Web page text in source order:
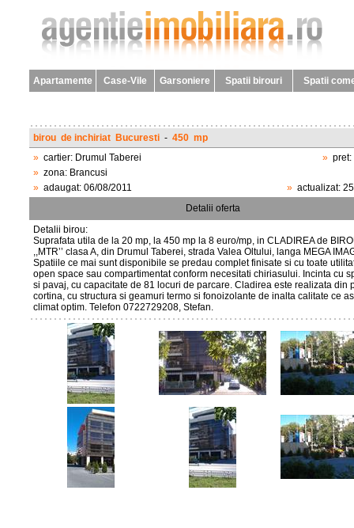
Apartamente Case-Vile Garsoniere Spatii birouri Spatii
birou de inchiriat Bucuresti - 450 mp
» cartier: Drumul Taberei
» zona: Brancusi
» adaugat: 06/08/2011
» pret:
» actualizat:
Detalii oferta
Detalii birou:
Suprafata utila de la 20 mp, la 450 mp la 8 euro/mp, in CLADIREA de
,,MTR’’ clasa A, din Drumul Taberei, strada Valea Oltului, langa MEGA
Spatiile ce mai sunt disponibile se predau complet finisate si cu toate
open space sau compartimentat conform necesitati chiriasului. Incinta cu
si pavaj, cu capacitate de 81 locuri de parcare. Cladirea este realizata din
cortina, cu structura si geamuri termo si fonoizolante de inalta calitate ce
climat optim. Telefon 0722729208, Stefan.